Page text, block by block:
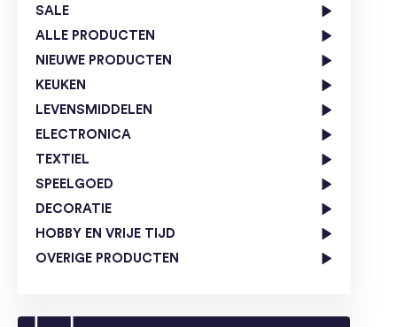
SALE
ALLE PRODUCTEN
NIEUWE PRODUCTEN
KEUKEN
LEVENSMIDDELEN
ELECTRONICA
TEXTIEL
SPEELGOED
DECORATIE
HOBBY EN VRIJE TIJD
OVERIGE PRODUCTEN